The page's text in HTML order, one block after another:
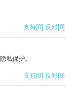
支持[0] 反对[0]
私保护。
支持[0] 反对[0]